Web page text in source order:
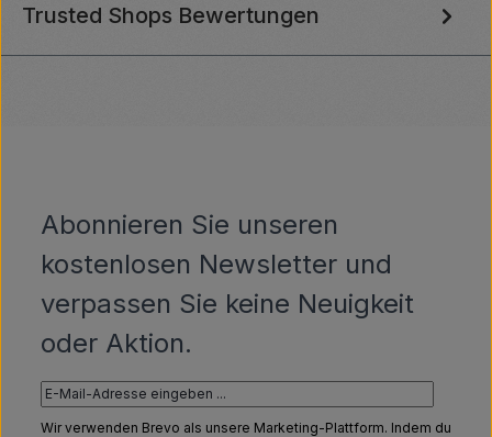
Trusted Shops Bewertungen
Abonnieren Sie unseren
kostenlosen Newsletter und
verpassen Sie keine Neuigkeit
oder Aktion.
Wir verwenden Brevo als unsere Marketing-Plattform. Indem du